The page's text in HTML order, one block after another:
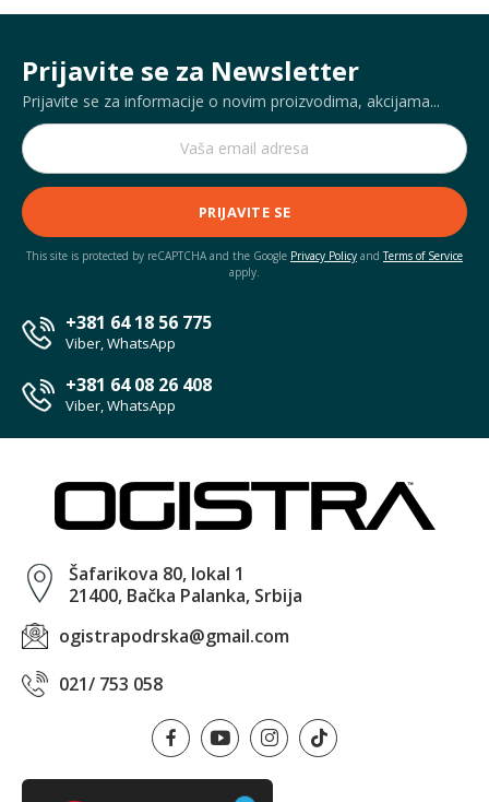
Prijavite se za Newsletter
Prijavite se za informacije o novim proizvodima, akcijama...
PRIJAVITE SE
This site is protected by reCAPTCHA and the Google Privacy Policy andTerms of Service
apply.
+381 64 18 56 775
Viber, WhatsApp
+381 64 08 26 408
Viber, WhatsApp
Šafarikova 80, lokal 1
21400, Bačka Palanka, Srbija
ogistrapodrska@gmail.com
021/ 753 058